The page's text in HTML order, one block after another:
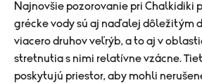
Najnovšie pozorovanie pri Chalkidiki
grécke vody sú aj naďalej dôležitým
viacero druhov veľrýb, a to aj v
stretnutia s nimi relatívne vzácne.
poskytujú priestor, aby mohli